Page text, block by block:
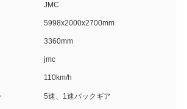
JMC
5998x2000x2700mm
3360mm
jmc
110km/h
5速、1速バックギア